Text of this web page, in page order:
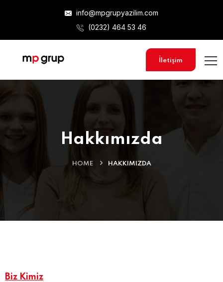
info@mpgrupyazilim.com
(0232) 464 53 46
İletişim
Hakkımızda
HOME HAKKIMIZDA
Biz Kimiz